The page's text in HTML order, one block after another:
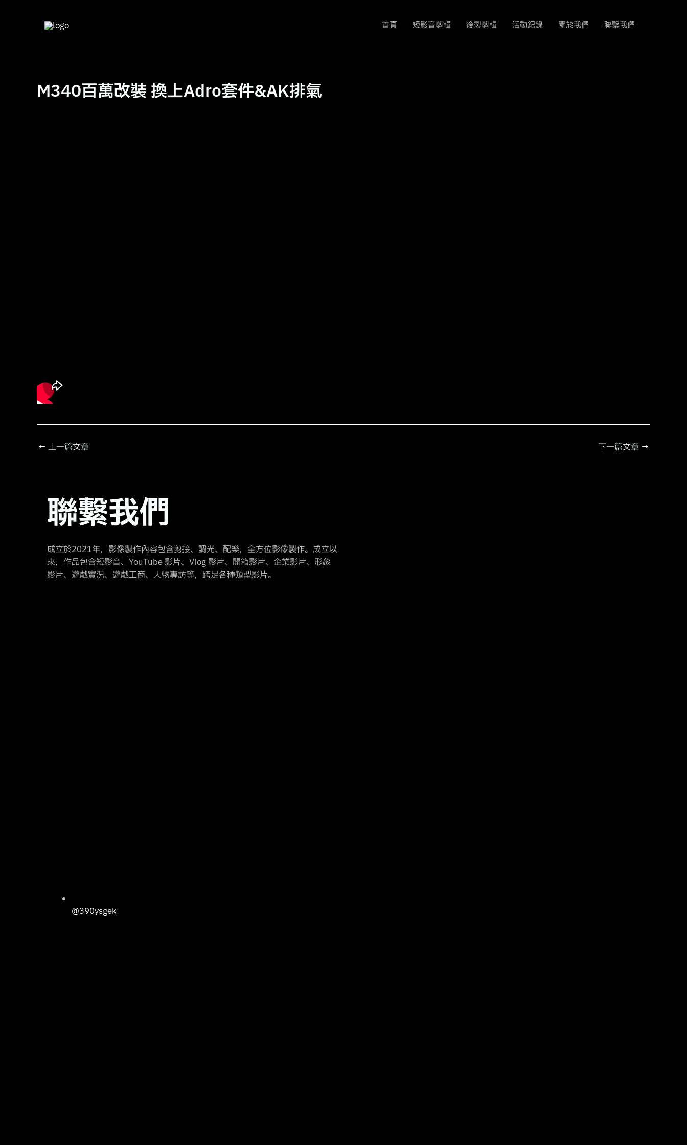
首頁 短影音剪輯 後製剪輯 活動紀錄 關於我們 聯繫我們
M340百萬改裝 換上Adro套件&AK排氣
← 上一篇文章 下一篇文章 →
聯繫我們
成立於2021年，影像製作內容包含剪接、調光、配樂，全方位影像製作。成立以
來，作品包含短影音、YouTube 影片、Vlog 影片、開箱影片、企業影片、形象
影片、遊戲實況、遊戲工商、人物專訪等，跨足各種類型影片。
@390ysgek